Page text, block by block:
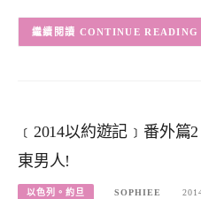
CONTINUE READING
﹝2014以約遊記﹞番外
東男人!
以色列。約旦 SOPHIEE